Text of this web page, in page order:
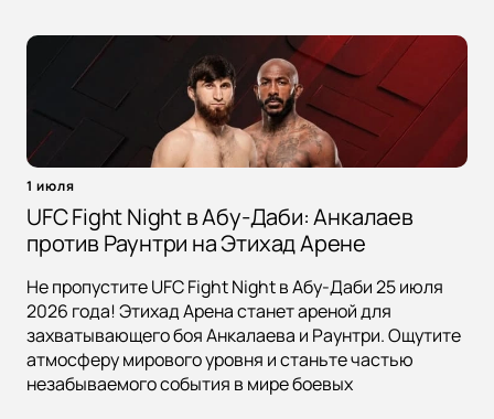
1 июля
UFC Fight Night в Абу-Даби: Анкалаев
против Раунтри на Этихад Арене
Не пропустите UFC Fight Night в Абу-Даби 25 июля
2026 года! Этихад Арена станет ареной для
захватывающего боя Анкалаева и Раунтри. Ощутите
атмосферу мирового уровня и станьте частью
незабываемого события в мире боевых